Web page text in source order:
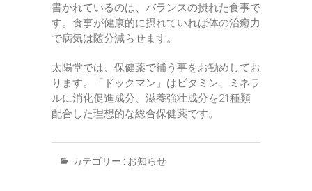
書かれているのは、バランスの摂れた食事で
す。食事が健康的に摂れていれば体の治癒力
で病気は随分減らせます。
太陽堂では、保健薬で補う事をお勧めしてお
ります。「ドックマン」はビタミン、ミネラ
ルに消化促進成分、滋養強壮成分を21種類
配合した理想的な総合保健薬です。
カテゴリー : お知らせ